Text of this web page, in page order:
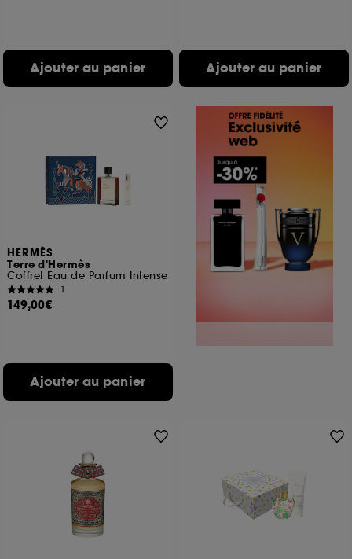
Ajouter au panier Ajouter au panier
HERMÈS
Terre d'Hermès
Coffret Eau de Parfum Intense
1
149,00€
Ajouter au panier